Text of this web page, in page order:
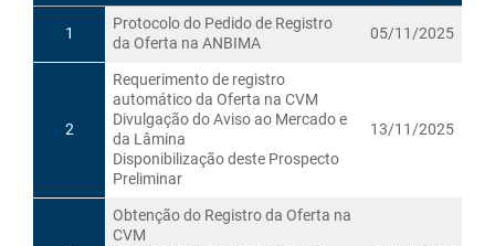
1
Protocolo do Pedido de Registro
da Oferta na ANBIMA
05/11/2025
2
Requerimento de registro
automático da Oferta na CVM
Divulgação do Aviso ao Mercado e
da Lâmina
Disponibilização deste Prospecto
Preliminar
13/11/2025
Obtenção do Registro da Oferta na
CVM